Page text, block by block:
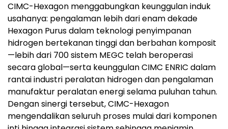
CIMC-Hexagon menggabungkan keunggulan induk
usahanya: pengalaman lebih dari enam dekade
Hexagon Purus dalam teknologi penyimpanan
hidrogen bertekanan tinggi dan berbahan komposit
—lebih dari 700 sistem MEGC telah beroperasi
secara global—serta keunggulan CIMC ENRIC dalam
rantai industri peralatan hidrogen dan pengalaman
manufaktur peralatan energi selama puluhan tahun.
Dengan sinergi tersebut, CIMC-Hexagon
mengendalikan seluruh proses mulai dari komponen